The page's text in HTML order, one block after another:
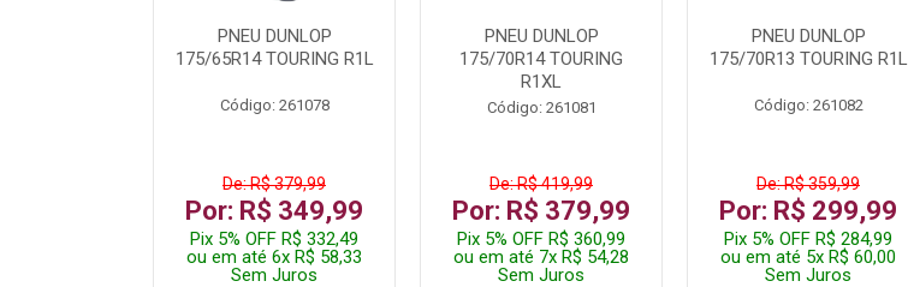
PNEU DUNLOP
175/65R14 TOURING R1L
Código: 261078
De: R$ 379,99
Por: R$ 349,99
Pix 5% OFF R$ 332,49
ou em até 6x R$ 58,33
Sem Juros
PNEU DUNLOP
175/70R14 TOURING
R1XL
Código: 261081
De: R$ 419,99
Por: R$ 379,99
Pix 5% OFF R$ 360,99
ou em até 7x R$ 54,28
Sem Juros
PNEU DUNLOP
175/70R13 TOURING R1L
Código: 261082
De: R$ 359,99
Por: R$ 299,99
Pix 5% OFF R$ 284,99
ou em até 5x R$ 60,00
Sem Juros